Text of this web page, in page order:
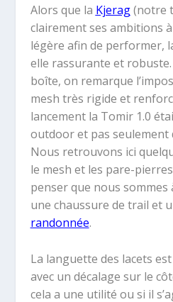
Alors que la Kjerag(notre
clairement ses ambitions
légère afin de performer,
elle rassurante et
boîte, on remarque
mesh très rigide et
lancement la Tomir 1.0
outdoor et pas seulement
Nous retrouvons ici
le mesh et les pare-
penser que nous sommes
une chaussure de trail et
randonnée.
La languette des lacets
avec un décalage sur le
cela a une utilité ou si il